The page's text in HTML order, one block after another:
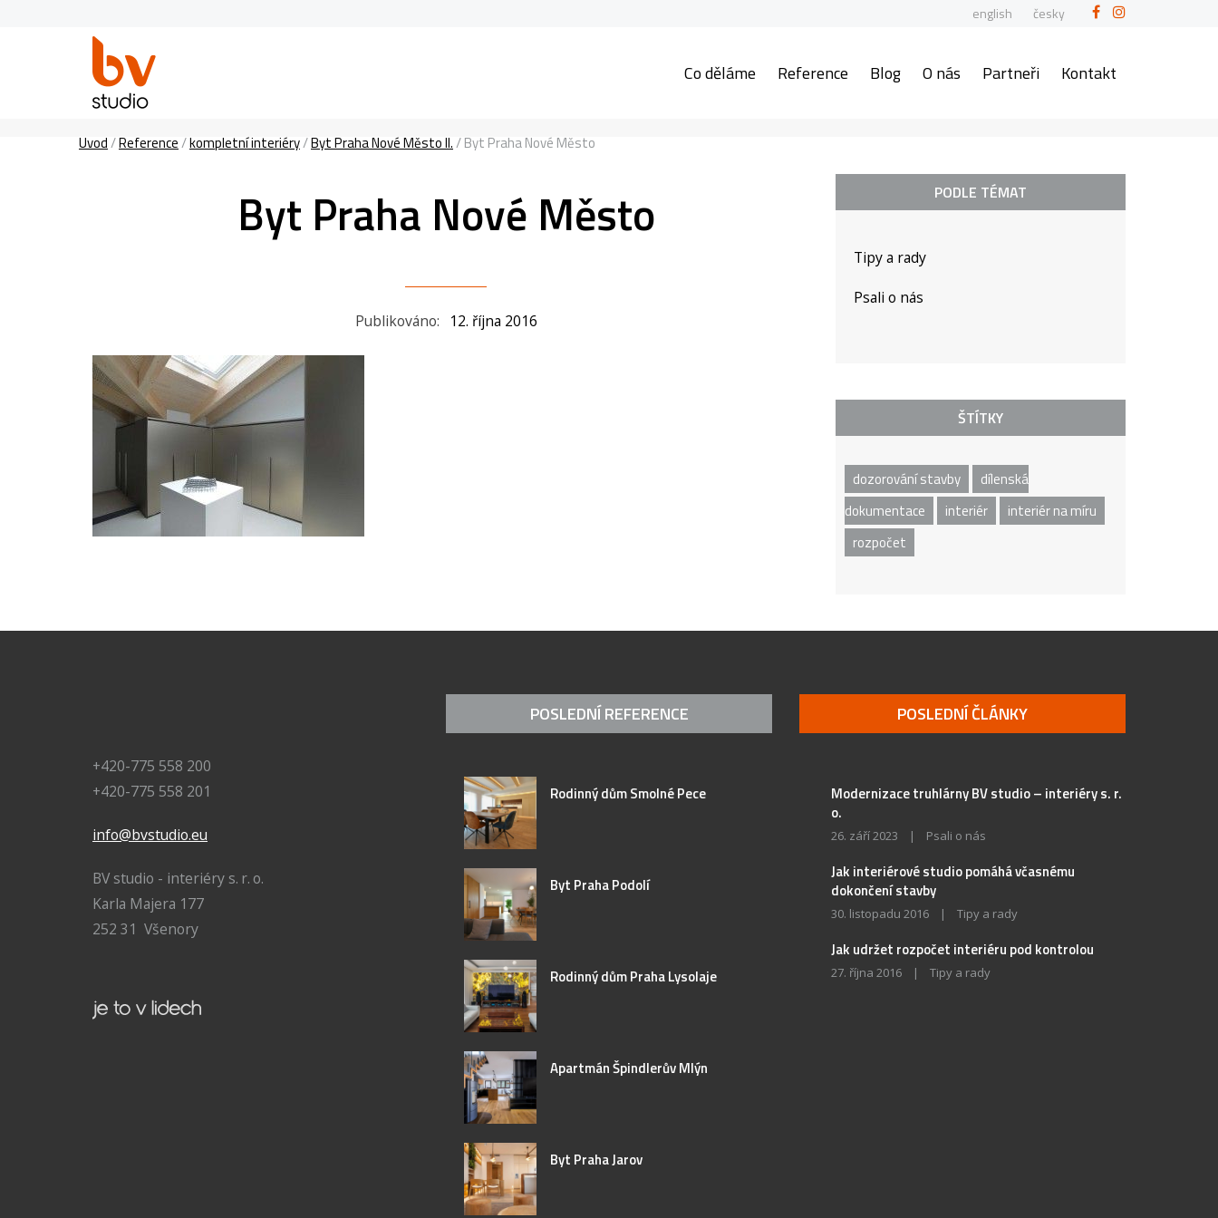
english česky
Co děláme Reference Blog O nás Partneři Kontakt
Úvod/Reference/kompletní interiéry/Byt Praha Nové Město II./Byt Praha Nové Město
Byt Praha Nové Město
Publikováno: 12. října 2016
PODLE TÉMAT
Tipy a rady
Psali o nás
ŠTÍTKY
dozorování stavby
dílenská
dokumentace
interiér
interiér na míru
rozpočet
+420-775 558 200
+420-775 558 201
info@bvstudio.eu
BV studio - interiéry s. r. o.
Karla Majera 177
252 31 Všenory
POSLEDNÍ REFERENCE
Rodinný dům Smolné Pece
Byt Praha Podolí
Rodinný dům Praha Lysolaje
Apartmán Špindlerův Mlýn
Byt Praha Jarov
POSLEDNÍ ČLÁNKY
Modernizace truhlárny BV studio – interiéry s. r.
o.
26. září 2023 | Psali o nás
Jak interiérové studio pomáhá včasnému
dokončení stavby
30. listopadu 2016 | Tipy a rady
Jak udržet rozpočet interiéru pod kontrolou
27. října 2016 | Tipy a rady